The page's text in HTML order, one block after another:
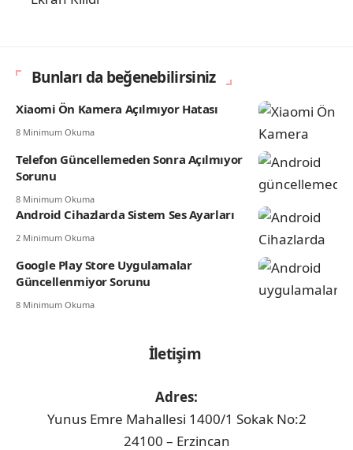
Bunları da beğenebilirsiniz
Xiaomi Ön Kamera Açılmıyor Hatası
8 Minimum Okuma
Telefon Güncellemeden Sonra Açılmıyor
Sorunu
8 Minimum Okuma
Android Cihazlarda Sistem Ses Ayarları
2 Minimum Okuma
Google Play Store Uygulamalar
Güncellenmiyor Sorunu
8 Minimum Okuma
İletişim
Adres:
Yunus Emre Mahallesi 1400/1 Sokak No:2
24100 – Erzincan